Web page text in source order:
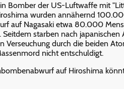
Bomber der US-Luftwaffe mit
wurden annähernd
auf Nagasaki etwa 80.000
starben nach
Verseuchung durch die beiden
nicht entschuldigt.
auf Hiroshima